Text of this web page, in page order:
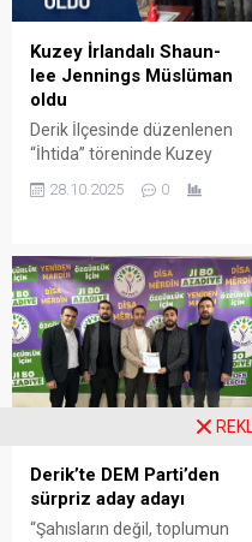
Kuzey İrlandalı Shaun-
lee Jennings Müslüman
oldu
Derik İlçesinde düzenlenen
“İhtida” töreninde Kuzey
İrlanda vatandaşı Shaun-lee
Jennings(34),aşkı uğruna
anların yaşandığı törende
Shaun,’Melek’ ismini aldı.
28.10.2025 0
Derik’te DEM Parti’den
sürpriz aday adayı
“Şahısların değil, toplumun